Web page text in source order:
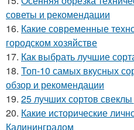
советы и рекомендации
16. Какие современные
городском хозяйстве
17. Как выбрать лучшие
18. Топ-10 самых вкусных
обзор и рекомендации
19. 25 лучших сортов
20. Какие исторические
Калининградом